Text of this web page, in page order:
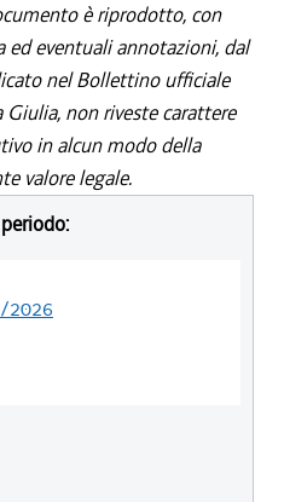
è riprodotto, con
ed eventuali annotazioni, dal
nel Bollettino ufficiale
non riveste carattere
in alcun modo della
valore legale.
2026